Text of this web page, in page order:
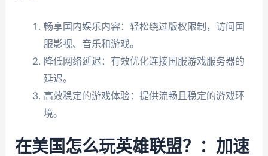
畅享国内娱乐内容：轻松绕过版权限制，访问国
服影视、音乐和游戏。
降低网络延迟：有效优化连接国服游戏服务器的
延迟。
高效稳定的游戏体验：提供流畅且稳定的游戏环
境。
在美国怎么玩英雄联盟？：加速